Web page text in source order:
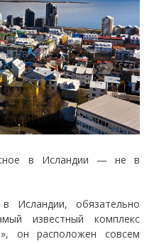
в Исландии — не в
Исландии, обязательно
известный комплекс
он расположен совсем